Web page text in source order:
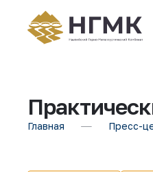
Главная Пресс-